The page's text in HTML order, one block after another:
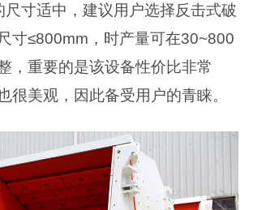
尺寸适中，建议用户选择反击式破
寸≤800mm，时产量可在30~800
，重要的是该设备性价比非常
很美观，因此备受用户的青睐。